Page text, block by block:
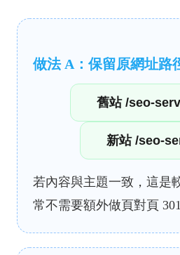
做法 A：保留原網址路
舊站 /seo-
新站 /seo-
若內容與主題一致，這是
常不需要額外做頁對頁 301